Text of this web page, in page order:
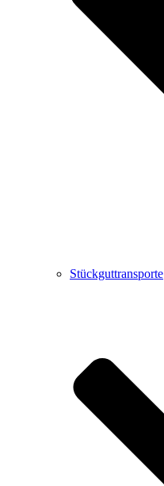
Stückguttransporte